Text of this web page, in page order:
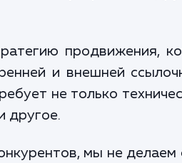
продвижения,
и внешней
не только
другое.
мы не